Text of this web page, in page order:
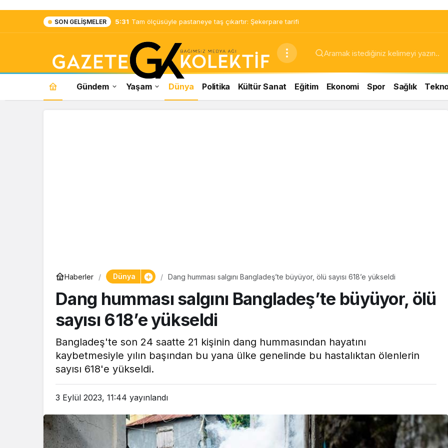
SON GELIŞMELER 5:31 Tam ölçüsüyle pastaneye taş çıkartır: Şekerpare tarifi
Gündem Yaşam Dünya Politika Kültür Sanat Eğitim Ekonomi Spor Sağlık
Haberler Dünya Dang humması salgını Bangladeş’te büyüyor, ölü sayısı 618’e yükseldi
Dang humması salgını Bangladeş’te büyüyor, ölü
sayısı 618’e yükseldi
Bangladeş'te son 24 saatte 21 kişinin dang hummasından hayatını
kaybetmesiyle yılın başından bu yana ülke genelinde bu hastalıktan ölenlerin
sayısı 618'e yükseldi.
3 Eylül 2023, 11:44 yayınlandı
Tam ölçüsüyle
pastaneye taş çıkartır:
Şekerpare tarifi
Çayın yanına çok
yakışacak bir mucize:
Brownie tadında ıslak